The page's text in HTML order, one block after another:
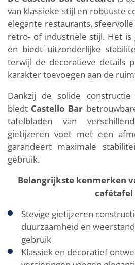
van klassieke stijl en robuuste
elegante restaurants,
retro- of industriële stijl. Het is
en biedt uitzonderlijke
terwijl de decoratieve details
karakter toevoegen aan de
Dankzij de solide
biedt Castello Bar
tafelbladen van
gietijzeren voet met een
garandeert maximale
gebruik.
Belangrijkste kenmerken
cafétafel
Stevige gietijzeren
duurzaamheid en
gebruik
Klassiek en decoratief